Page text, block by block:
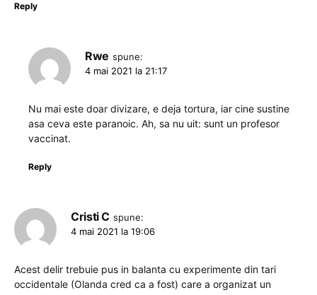
Reply
Rwe spune:
4 mai 2021 la 21:17
Nu mai este doar divizare, e deja tortura, iar cine sustine
asa ceva este paranoic. Ah, sa nu uit: sunt un profesor
vaccinat.
Reply
Cristi C spune:
4 mai 2021 la 19:06
Acest delir trebuie pus in balanta cu experimente din tari
occidentale (Olanda cred ca a fost) care a organizat un